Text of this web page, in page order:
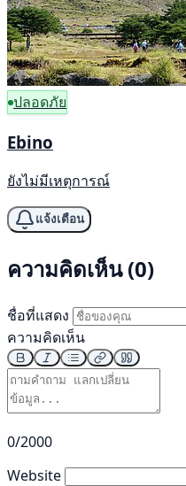
ปลอดภัย
Ebino
ยังไม่มีเหตุการณ์
แจ้งเตือน
ความคิดเห็น (0)
ชื่อที่แสดง
ความคิดเห็น
0/2000
Website